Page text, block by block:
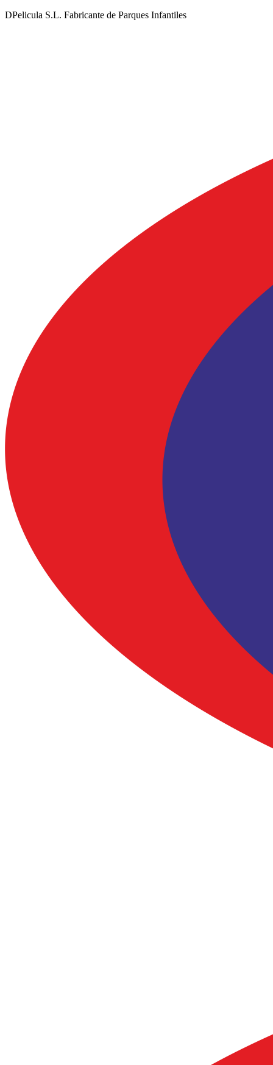
DPelicula S.L. Fabricante de Parques Infantiles